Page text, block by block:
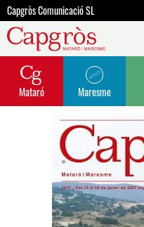
Capgròs Comunicació SL
Mataró Maresme